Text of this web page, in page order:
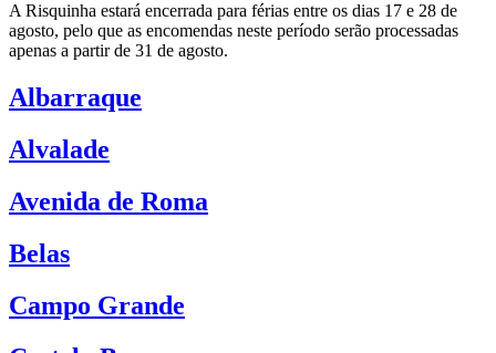
A Risquinha estará encerrada para férias entre os dias 17 e 28 de
agosto, pelo que as encomendas neste período serão processadas
apenas a partir de 31 de agosto.
Albarraque
Alvalade
Avenida de Roma
Belas
Campo Grande